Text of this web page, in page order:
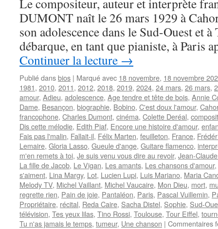
Le compositeur, auteur et interprète
DUMONT naît le 26 mars 1929 à
son adolescence dans le Sud-Ouest et
débarque, en tant que pianiste, à Paris
Continuer la lecture →
Publié dansbios | Marqué avec 18 novembre, 18 novembre
1981, 2010, 2011, 2012, 2018, 2019, 2024, 24 mars, 26 mars,
amour, Adieu, adolescence, Age tendre et tête de bois, Annie
Dame, Besançon, biographie, Bobino, C'est doux l'amour,
francophone, Charles Dumont, cinéma, Colette Deréal,
Dis cette mélodie, Edith Piaf, Encore une histoire d'amour,
Fais pas l'malin, Fallait-il, Félix Marten, feuilleton, France,
Lemaire, Gloria Lasso, Gueule d'ange, Guitare flamenco,
m'en remets à toi, Je suis venu vous dire au revoir, Jean-
La fille de Jacob, Le Vigan, Les amants, Les chansons d'amour,
s'aiment, Lina Margy, Lot, Lucien Lupi, Luis Mariano, Maria
Melody TV, Michel Vaillant, Michel Vaucaire, Mon Dieu, mort,
regrette rien, Pain de joie, Pantaléon, Paris, Pascal Vuillemin,
Propriétaire, récital, Reda Caire, Sacha Distel, Sophie, Sud-
télévision, Tes yeux lilas, Tino Rossi, Toulouse, Tour Eiffel,
Tu n'as jamais le temps, tumeur, Une chanson | Commentaires